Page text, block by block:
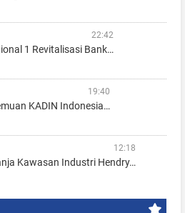
22:42
1 Revitalisasi Bank…
19:40
KADIN Indonesia…
12:18
Kawasan Industri Hendry…